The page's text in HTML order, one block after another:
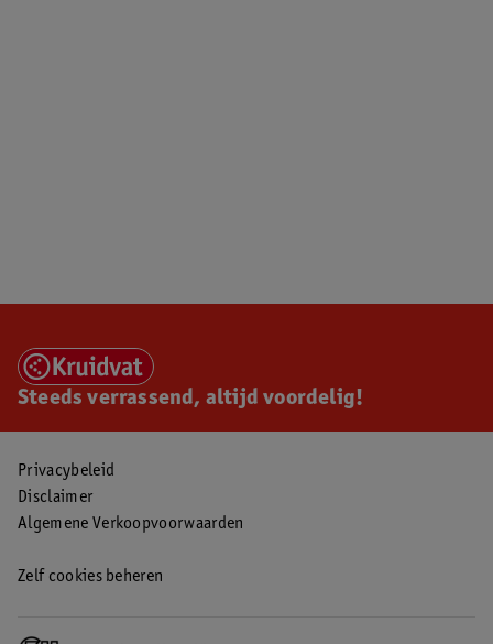
Steeds verrassend, altijd voordelig!
Privacybeleid
Disclaimer
Algemene Verkoopvoorwaarden
Zelf cookies beheren